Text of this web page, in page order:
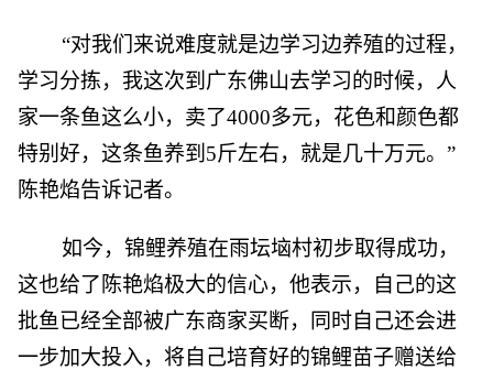
“对我们来说难度就是边学习边养殖的过程，
学习分拣，我这次到广东佛山去学习的时候，人
家一条鱼这么小，卖了4000多元，花色和颜色都
特别好，这条鱼养到5斤左右，就是几十万元。”
陈艳焰告诉记者。
如今，锦鲤养殖在雨坛垴村初步取得成功，
这也给了陈艳焰极大的信心，他表示，自己的这
批鱼已经全部被广东商家买断，同时自己还会进
一步加大投入，将自己培育好的锦鲤苗子赠送给